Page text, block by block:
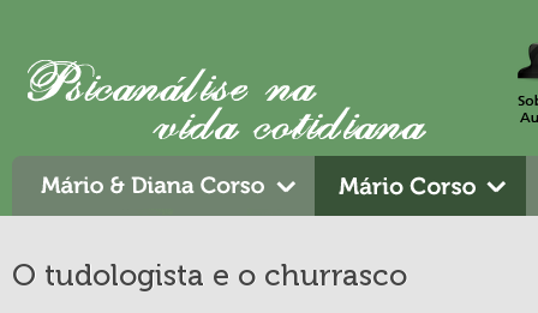
O tudologista e o churrasco